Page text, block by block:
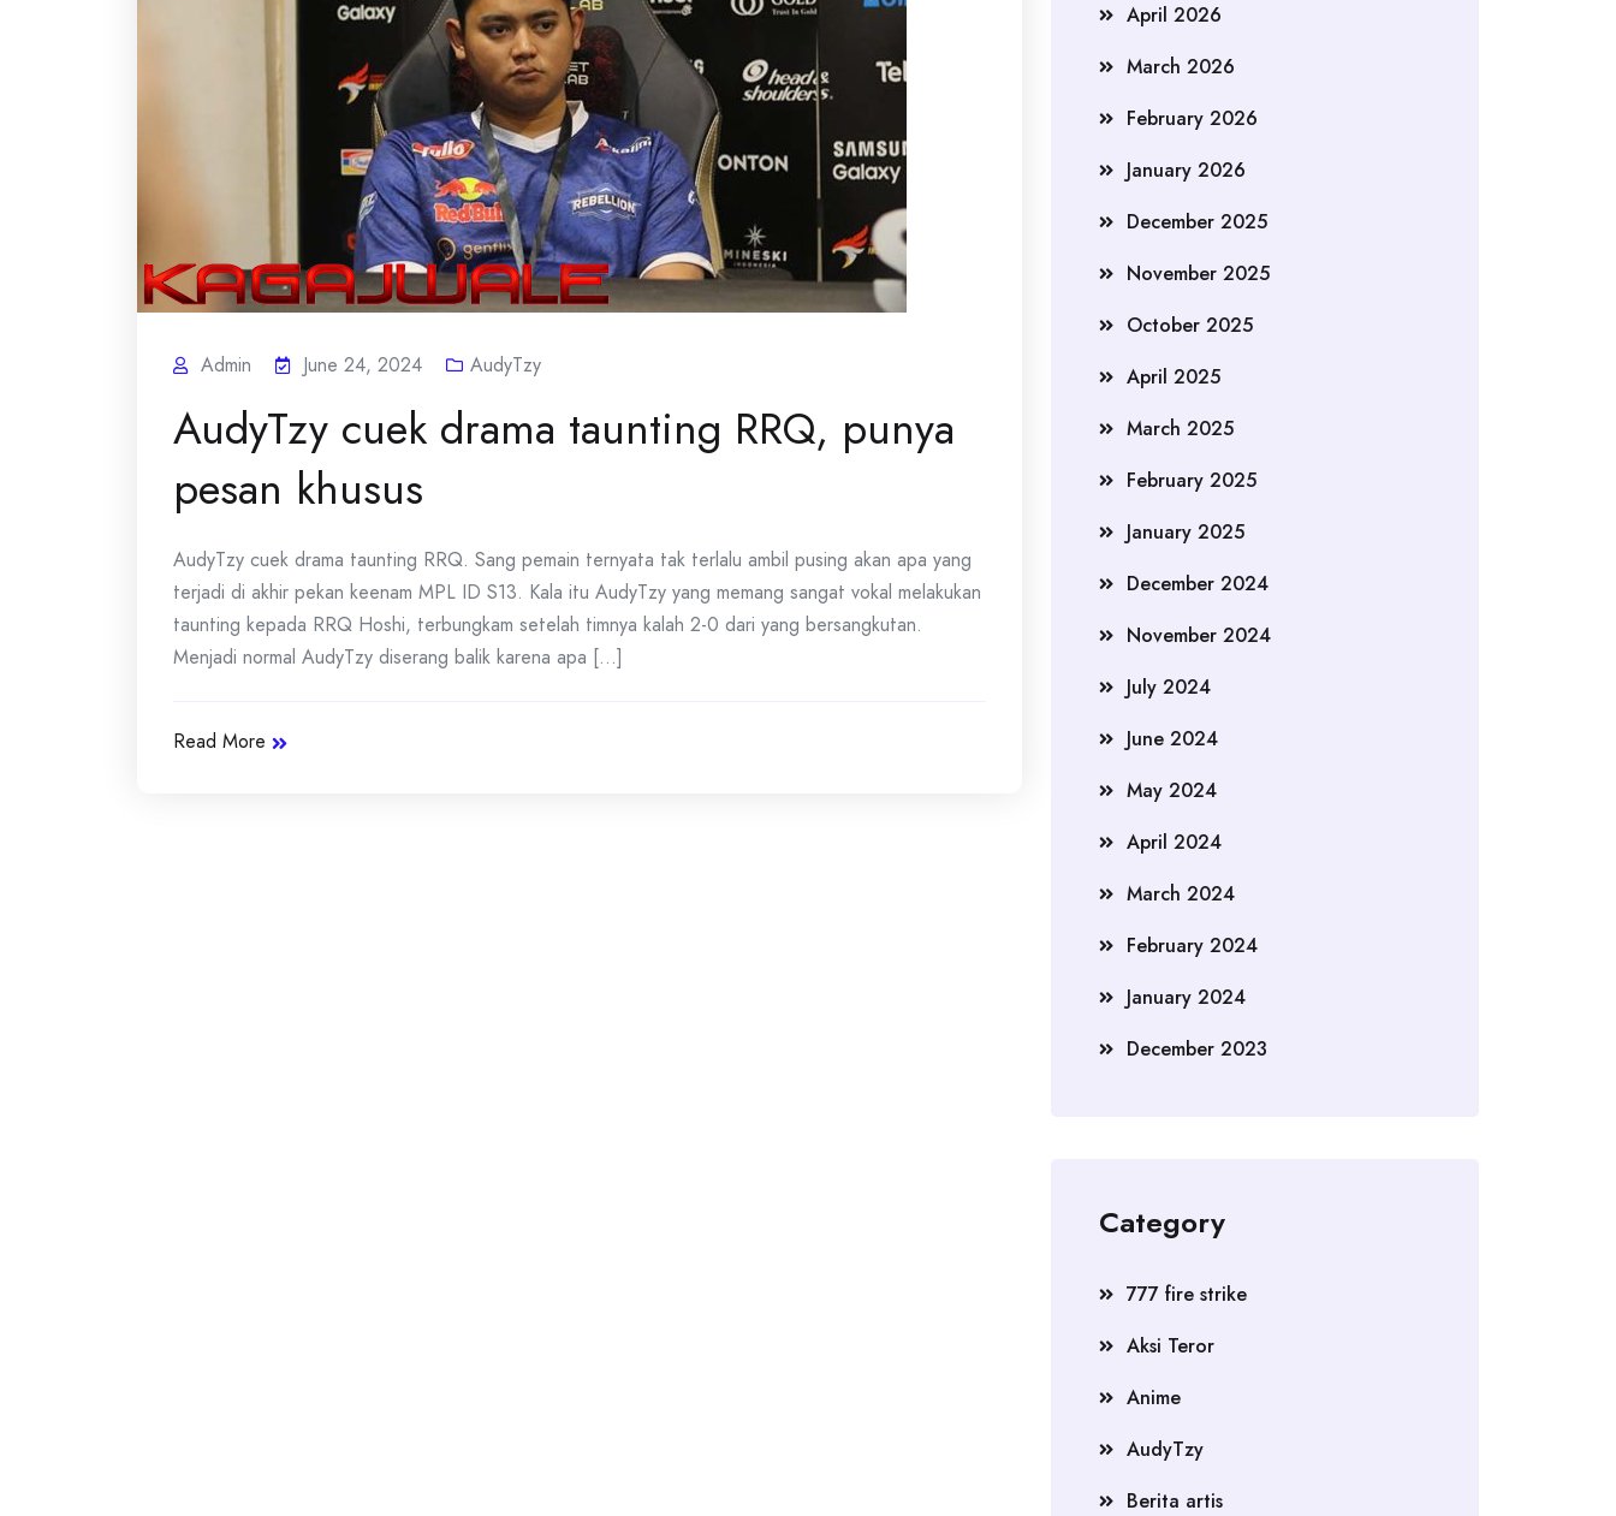
Admin June 24, 2024 AudyTzy
AudyTzy cuek drama taunting RRQ, punya
pesan khusus
AudyTzy cuek drama taunting RRQ. Sang pemain ternyata tak terlalu ambil pusing akan apa yang
terjadi di akhir pekan keenam MPL ID S13. Kala itu AudyTzy yang memang sangat vokal melakukan
taunting kepada RRQ Hoshi, terbungkam setelah timnya kalah 2-0 dari yang bersangkutan.
Menjadi normal AudyTzy diserang balik karena apa [...]
Read More
April 2026
March 2026
February 2026
January 2026
December 2025
November 2025
October 2025
April 2025
March 2025
February 2025
January 2025
December 2024
November 2024
July 2024
June 2024
May 2024
April 2024
March 2024
February 2024
January 2024
December 2023
Category
777 fire strike
Aksi Teror
Anime
AudyTzy
Berita artis